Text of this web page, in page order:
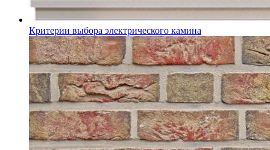
Критерии выбора электрического камина